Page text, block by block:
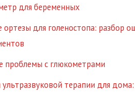
для беременных
для голеностопа: разбор
проблемы с глюкометрами
терапии для